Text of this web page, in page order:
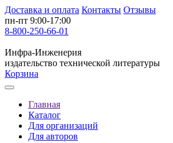
Доставка и оплата Контакты Отзывы
пн-пт 9:00-17:00
8-800-250-66-01
Инфра-Инженерия
издательство технической литературы
Корзина
Главная
Каталог
Для организаций
Для авторов